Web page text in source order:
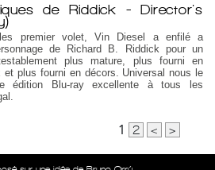
de Riddick - Director's
premier volet, Vin Diesel a enfilé a
de Richard B. Riddick pour un
plus mature, plus fourni en
et plus fourni en décors. Universal nous le
édition Blu-ray excellente à tous les
1 2 < >